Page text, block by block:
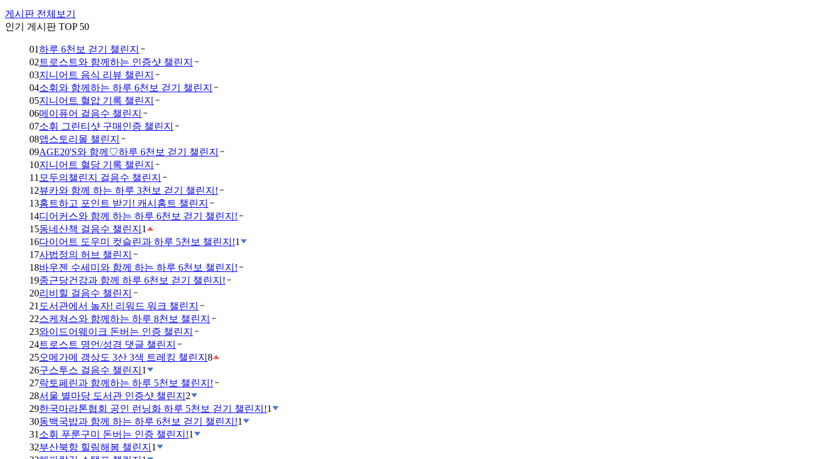
게시판 전체보기
인기 게시판 TOP 50
01하루 6천보 걷기 챌린지
02 트로스트와 함께하는 인증샷 챌린지
03지니어트 음식 리뷰 챌린지
04소휘와 함께하는 하루 6천보 걷기 챌린지
05지니어트 혈압 기록 챌린지
06메이퓨어 걸음수 챌린지
07소휘 그린티샷 구매인증 챌린지
08앱스토리몰 챌린지
09AGE20'S와 함께♡하루 6천보 걷기 챌린지
10지니어트 혈당 기록 챌린지
11 모두의챌린지 걸음수 챌린지
12뷰카와 함께 하는 하루 3천보 걷기 챌린지!
13홈트하고 포인트 받기! 캐시홈트 챌린지
14디어커스와 함께 하는 하루 6천보 걷기 챌린지!
15동네산책 걸음수 챌린지 1
16다이어트 도우미 컷슬린과 하루 5천보 챌린지!1
17사법정의 허브 챌린지
18바우젠 수세미와 함께 하는 하루 6천보 챌린지!
19종근당건강과 함께 하루 6천보 걷기 챌린지!
20리비힐 걸음수 챌린지
21 도서관에서 놀자! 리워드 워크 챌린지
22스케쳐스와 함께하는 하루 8천보 챌린지
23와이드어웨이크 돈버는 인증 챌린지
24트로스트 명언/성경 댓글 챌린지
25오메가메 갱상도 3산 3색 트레킹 챌린지 8
26구스투스 걸음수 챌린지 1
27락토페린과 함께하는 하루 5천보 챌린지!
28서울 별마당 도서관 인증샷 챌린지 2
29한국마라톤협회 공인 런닝화 하루 5천보 걷기 챌린지!1
30동백국밥과 함께 하는 하루 6천보 걷기 챌린지!1
31 소휘 푸룬구미 돈버는 인증 챌린지!1
32부산북항 힐링해봄 챌린지 1